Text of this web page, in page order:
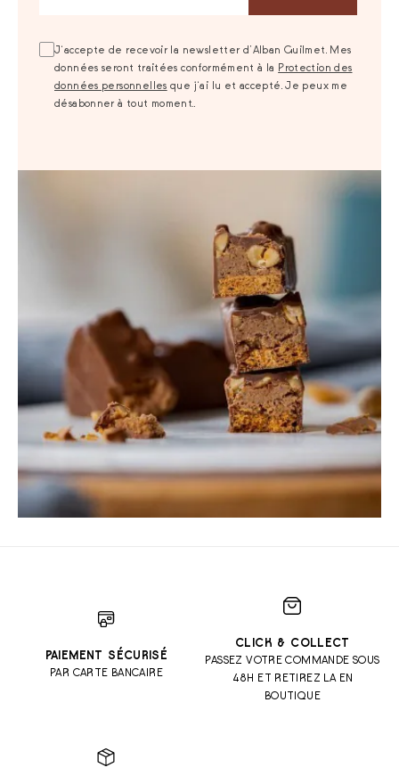
J‘accepte de recevoir la newsletter d’Alban Guilmet. Mes
données seront traitées conformément à la Protection des
données personnelles que j‘ai lu et accepté. Je peux me
désabonner à tout moment..
PAIEMENT SÉCURISÉ
PAR CARTE BANCAIRE
CLICK & COLLECT
PASSEZ VOTRE COMMANDE SOUS
48H ET RETIREZ LA EN
BOUTIQUE